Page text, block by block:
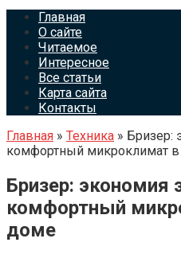
Главная
О сайте
Читаемое
Интересное
Все статьи
Карта сайта
Контакты
Главная » Техника » Бризер:
комфортный микроклимат
Бризер: экономия
комфортный
доме